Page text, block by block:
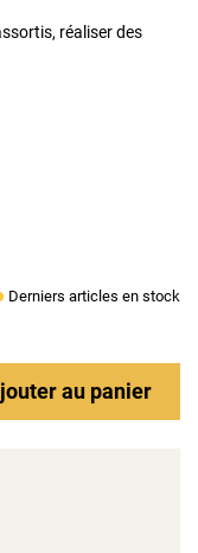
réaliser des
Derniers articles en stock
au panier